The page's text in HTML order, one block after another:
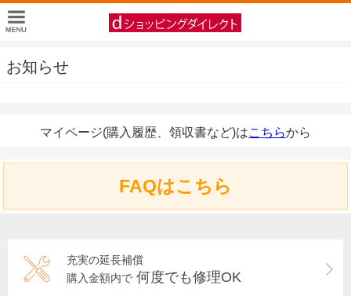
お知らせ
マイページ(購入履歴、領収書など)はこちらから
FAQはこちら
充実の延長補償
購入金額内で 何度でも修理OK